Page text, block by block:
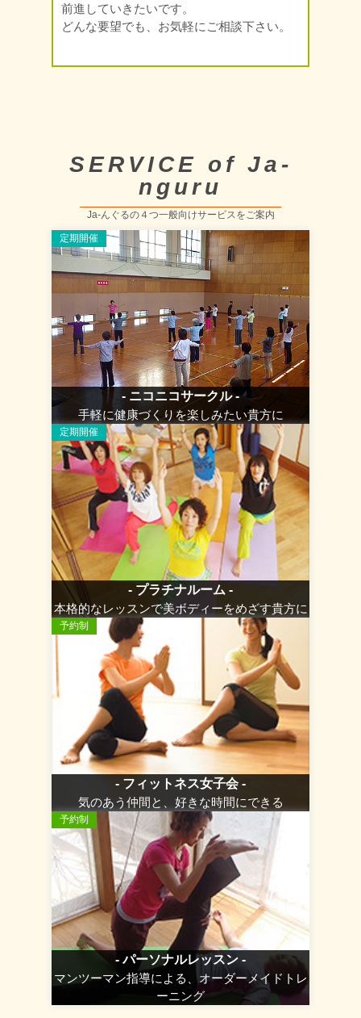
前進していきたいです。
どんな要望でも、お気軽にご相談下さい。
SERVICE of Ja-
nguru
Ja-んぐるの４つ一般向けサービスをご案内
定期開催
- ニコニコサークル -
手軽に健康づくりを楽しみたい貴方に
定期開催
- プラチナルーム -
本格的なレッスンで美ボディーをめざす貴方に
予約制
- フィットネス女子会 -
気のあう仲間と、好きな時間にできる
予約制
- パーソナルレッスン -
マンツーマン指導による、オーダーメイドトレ
ーニング